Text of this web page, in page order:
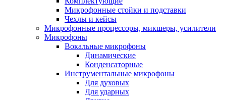
Микрофонные стойки и подставки
Чехлы и кейсы
Микрофонные процессоры, микшеры, усилители
Микрофоны
Вокальные микрофоны
Динамические
Конденсаторные
Инструментальные микрофоны
Для духовых
Для ударных